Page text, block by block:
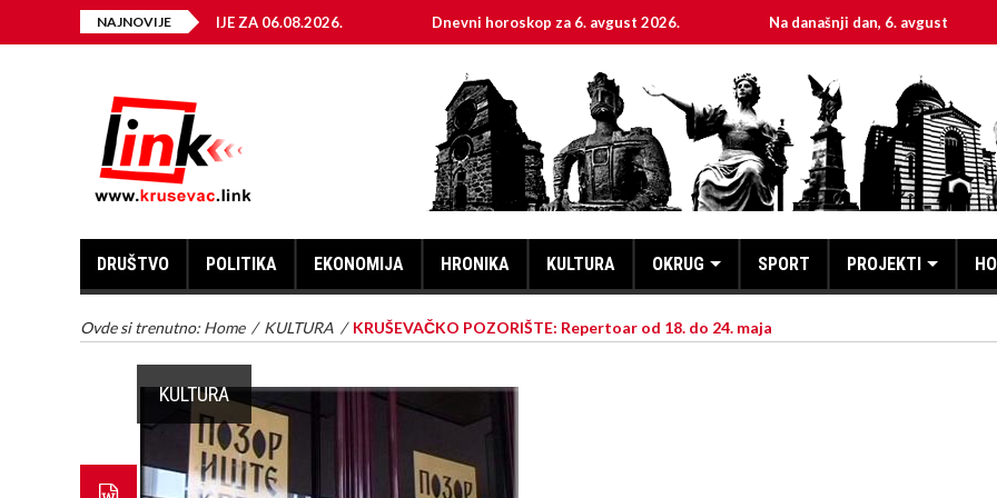
NAJNOVIJE
ELEKTRIČNE ENERGIJE ZA 06.08.2026. Dnevni horoskop za 6. avgust 2026. Na današnji dan, 6. avgust
DRUŠTVO POLITIKA EKONOMIJA HRONIKA KULTURA OKRUG SPORT PROJEKTI
Ovde si trenutno: Home / KULTURA / KRUŠEVAČKO POZORIŠTE: Repertoar od 18. do 24. maja
KULTURA